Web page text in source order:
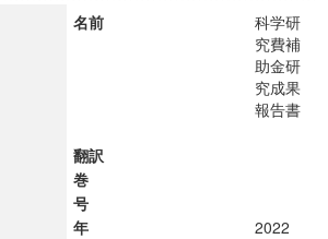
名前
科学研
究費補
助金研
究成果
報告書
翻訳
巻
号
年
2022